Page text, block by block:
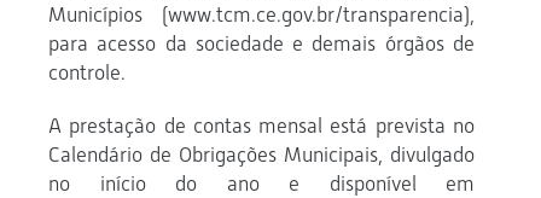
Municípios (www.tcm.ce.gov.br/transparencia),
para acesso da sociedade e demais órgãos de
controle.
A prestação de contas mensal está prevista no
Calendário de Obrigações Municipais, divulgado
no início do ano e disponível em